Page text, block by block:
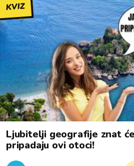
KVIZ
Ljubitelji geografije znat
pripadaju ovi otoci!